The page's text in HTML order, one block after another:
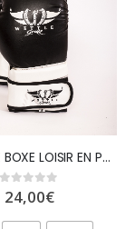
GANTS DE BOXE LOISIR EN PU – NOIR – WETTLE GEAR
0out of 5
24,00€